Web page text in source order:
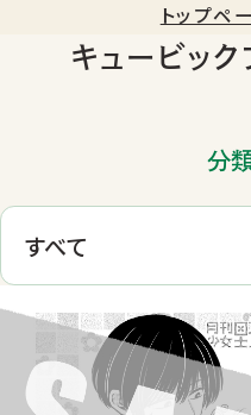
店舗一覧
トップペ
キュービッ
分